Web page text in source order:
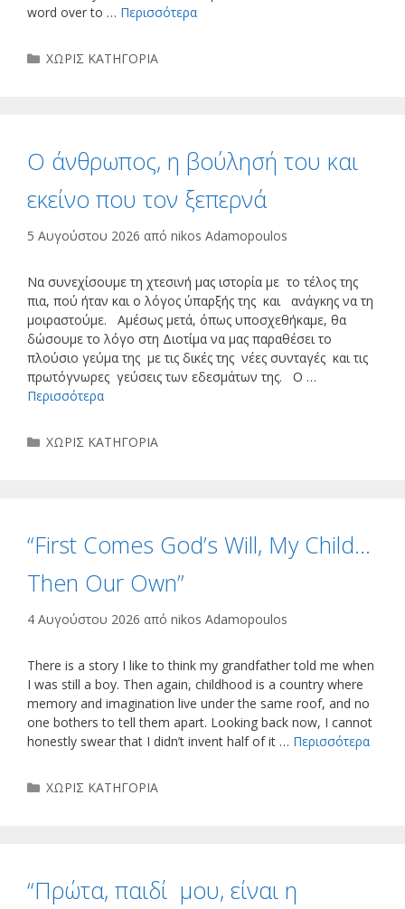
word over to … Περισσότερα
Κατηγορίες
ΧΩΡΙΣ ΚΑΤΗΓΟΡΙΑ
Ο άνθρωπος, η βούλησή του και
εκείνο που τον ξεπερνά
5 Αυγούστου 2026 από nikos Adamopoulos
Να συνεχίσουμε τη χτεσινή μας ιστορία με το τέλος της
πια, πού ήταν και ο λόγος ύπαρξής της και ανάγκης να τη
μοιραστούμε. Αμέσως μετά, όπως υποσχεθήκαμε, θα
δώσουμε το λόγο στη Διοτίμα να μας παραθέσει το
πλούσιο γεύμα της με τις δικές της νέες συνταγές και τις
πρωτόγνωρες γεύσεις των εδεσμάτων της. Ο …
Περισσότερα
Κατηγορίες
ΧΩΡΙΣ ΚΑΤΗΓΟΡΙΑ
“First Comes God’s Will, My Child…
Then Our Own”
4 Αυγούστου 2026 από nikos Adamopoulos
There is a story I like to think my grandfather told me when
I was still a boy. Then again, childhood is a country where
memory and imagination live under the same roof, and no
one bothers to tell them apart. Looking back now, I cannot
honestly swear that I didn’t invent half of it … Περισσότερα
Κατηγορίες
ΧΩΡΙΣ ΚΑΤΗΓΟΡΙΑ
“Πρώτα, παιδί μου, είναι η